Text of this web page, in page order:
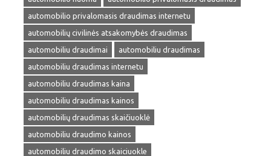
automobilio privalomasis draudimas internetu
automobilių civilinės atsakomybės draudimas
automobiliu draudimai
automobiliu draudimas
automobiliu draudimas internetu
automobiliu draudimas kaina
automobiliu draudimas kainos
automobilių draudimas skaičiuoklė
automobiliu draudimo kainos
automobiliu draudimo skaiciuokle